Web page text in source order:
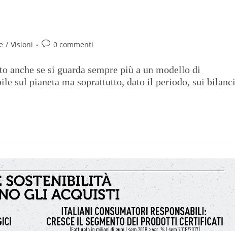
più sostenibile
/ Visioni 0 commenti
anche se si guarda sempre più a un modello di
sul pianeta ma soprattutto, dato il periodo, sui bilanci